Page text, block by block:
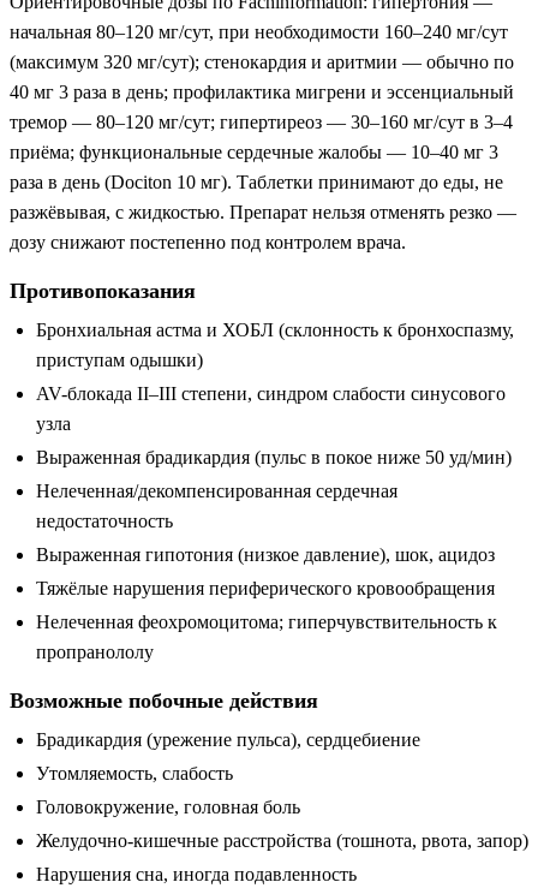
начальная 80–120 мг/сут, при необходимости 160–240 мг/сут
(максимум 320 мг/сут); стенокардия и аритмии — обычно по
40 мг 3 раза в день; профилактика мигрени и эссенциальный
тремор — 80–120 мг/сут; гипертиреоз — 30–160 мг/сут в 3–4
приёма; функциональные сердечные жалобы — 10–40 мг 3
раза в день (Dociton 10 мг). Таблетки принимают до еды, не
разжёвывая, с жидкостью. Препарат нельзя отменять резко —
дозу снижают постепенно под контролем врача.
Противопоказания
Бронхиальная астма и ХОБЛ (склонность к бронхоспазму,
приступам одышки)
AV-блокада II–III степени, синдром слабости синусового
узла
Выраженная брадикардия (пульс в покое ниже 50 уд/мин)
Нелеченная/декомпенсированная сердечная
недостаточность
Выраженная гипотония (низкое давление), шок, ацидоз
Тяжёлые нарушения периферического кровообращения
Нелеченная феохромоцитома; гиперчувствительность к
пропранололу
Возможные побочные действия
Брадикардия (урежение пульса), сердцебиение
Утомляемость, слабость
Головокружение, головная боль
Желудочно-кишечные расстройства (тошнота, рвота, запор)
Нарушения сна, иногда подавленность